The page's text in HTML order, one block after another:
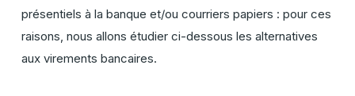
présentiels à la banque et/ou courriers papiers : pour ces
raisons, nous allons étudier ci-dessous les alternatives
aux virements bancaires.